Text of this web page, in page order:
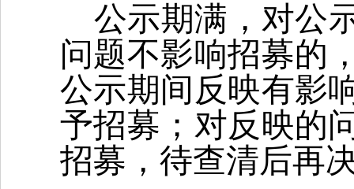
公示期满，对公
问题不影响招募的
公示期间反映有影
予招募；对反映的
招募，待查清后再